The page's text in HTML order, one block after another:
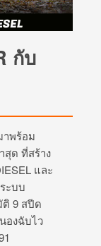
กับ
าพร้อม
สุด ที่สร้าง
และ
ะบบ
ติ 9 สปีด
องฉับไว